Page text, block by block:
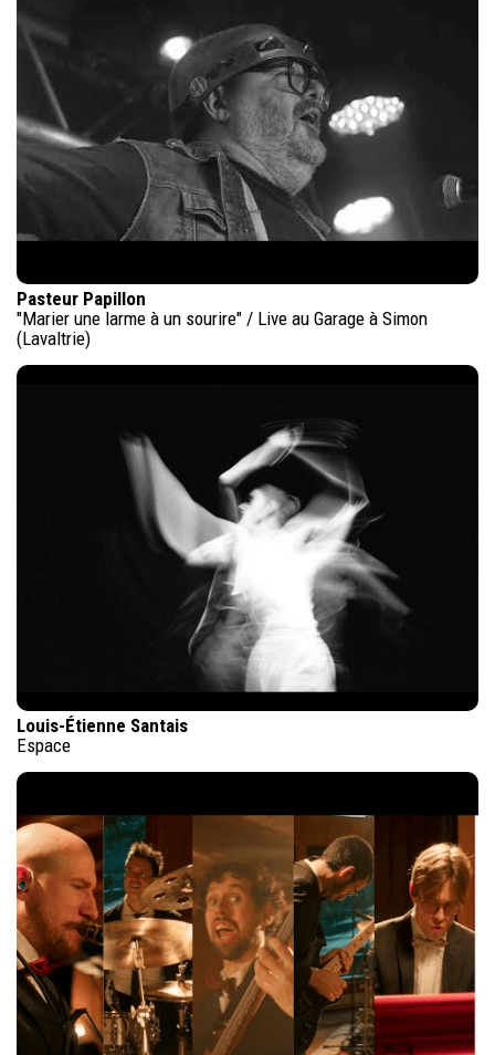
Pasteur Papillon
"Marier une larme à un sourire" / Live au Garage à Simon
(Lavaltrie)
Louis-Étienne Santais
Espace